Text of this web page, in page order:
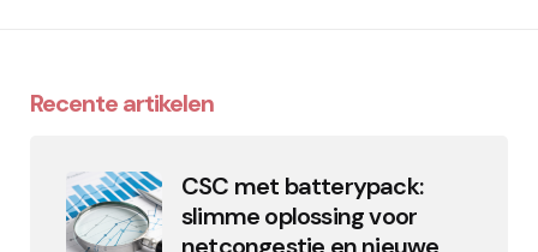
Recente artikelen
CSC met batterypack:
slimme oplossing voor